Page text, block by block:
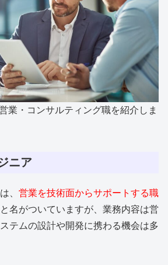
業・コンサルティング職を紹介しま
ニア
、 営業を技術面からサポートする職
名がついていますが、業務内容は営
テムの設計や開発に携わる機会は多